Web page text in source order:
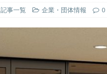
記事一覧 企業・団体情報 0